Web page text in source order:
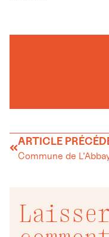
ARTICLE